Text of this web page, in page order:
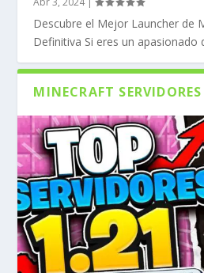
Descubre el Mejor Launcher de
Definitiva Si eres un apasionado
MINECRAFT